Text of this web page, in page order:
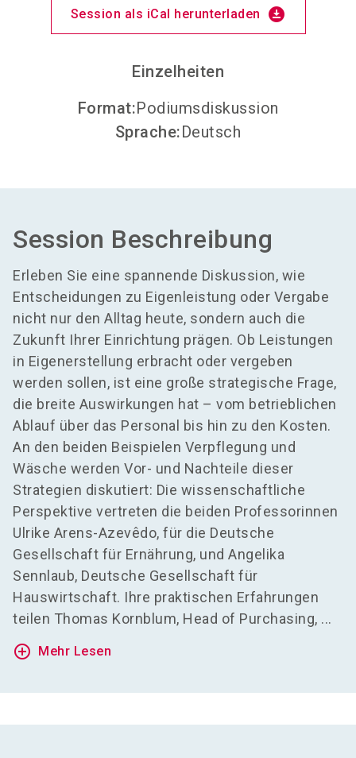
Session als iCal herunterladen download_for_offline
Einzelheiten
Format:Podiumsdiskussion
Sprache:Deutsch
Session Beschreibung
Erleben Sie eine spannende Diskussion, wie
Entscheidungen zu Eigenleistung oder Vergabe
nicht nur den Alltag heute, sondern auch die
Zukunft Ihrer Einrichtung prägen. Ob Leistungen
in Eigenerstellung erbracht oder vergeben
werden sollen, ist eine große strategische Frage,
die breite Auswirkungen hat – vom betrieblichen
Ablauf über das Personal bis hin zu den Kosten.
An den beiden Beispielen Verpflegung und
Wäsche werden Vor- und Nachteile dieser
Strategien diskutiert: Die wissenschaftliche
Perspektive vertreten die beiden Professorinnen
Ulrike Arens-Azevêdo, für die Deutsche
Gesellschaft für Ernährung, und Angelika
Sennlaub, Deutsche Gesellschaft für
Hauswirtschaft. Ihre praktischen Erfahrungen
teilen Thomas Kornblum, Head of Purchasing, ...
add_circle_outline Mehr Lesen